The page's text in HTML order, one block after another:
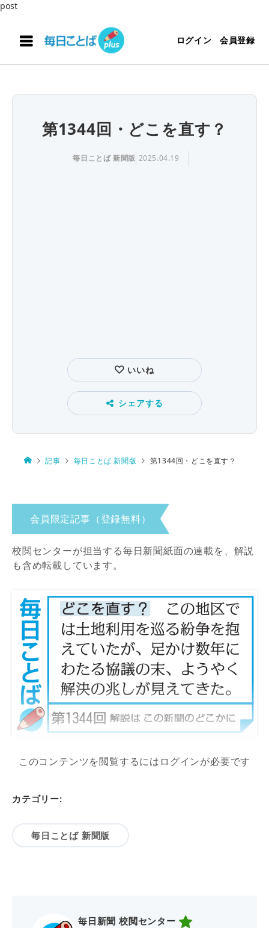
post
ログイン 会員登録
第1344回・どこを直す？
毎日ことば 新聞版 2025.04.19
いいね
シェアする
記事 毎日ことば 新聞版 第1344回・どこを直す？
会員限定記事（登録無料）
校閲センターが担当する毎日新聞紙面の連載を、解説
も含め転載しています。
このコンテンツを閲覧するにはログインが必要です
カテゴリー:
毎日ことば 新聞版
毎日新聞 校閲センター